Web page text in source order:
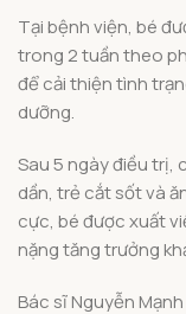
Tại bệnh viện, bé
trong 2 tuần theo
để cải thiện tình
dưỡng.
Sau 5 ngày điều trị,
dần, trẻ cắt sốt và
cực, bé được xuất
nặng tăng trưởng
Bác sĩ Nguyễn